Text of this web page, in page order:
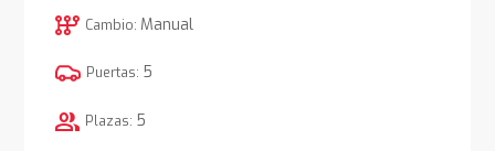
auto_transmission Cambio: Manual
Puertas: 5
group Plazas: 5